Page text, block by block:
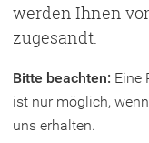
werden Ihnen
zugesandt.
Bitte beachten: Eine
ist nur möglich,
uns erhalten.